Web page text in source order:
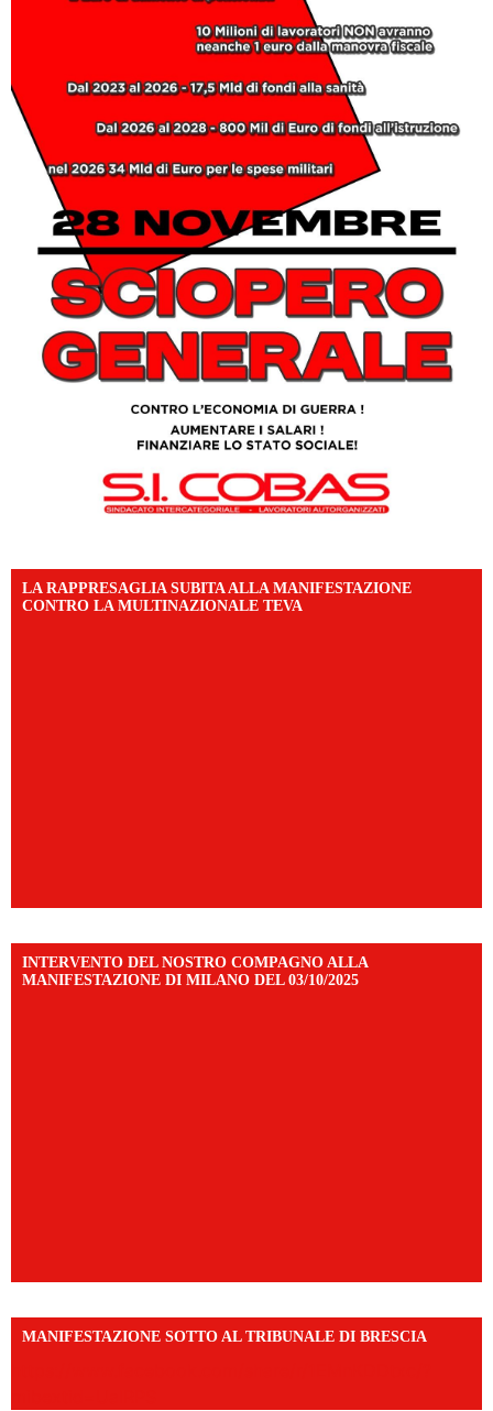
LA RAPPRESAGLIA SUBITA ALLA MANIFESTAZIONE
CONTRO LA MULTINAZIONALE TEVA
INTERVENTO DEL NOSTRO COMPAGNO ALLA
MANIFESTAZIONE DI MILANO DEL 03/10/2025
MANIFESTAZIONE SOTTO AL TRIBUNALE DI BRESCIA